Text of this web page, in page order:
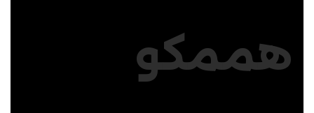
هممكو